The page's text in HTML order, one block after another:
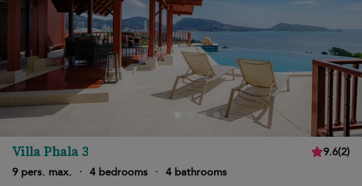
Villa Phala 3 9.6(2)
9 pers. max.
· 4 bedrooms · 4 bathrooms